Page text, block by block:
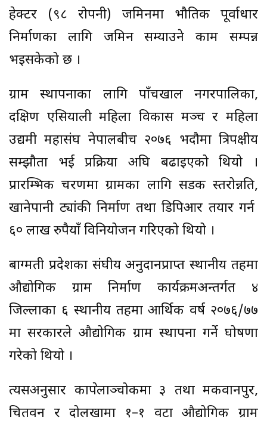
हेक्टर (९८ रोपनी) जमिनमा भौतिक पूर्वाधार
निर्माणका लागि जमिन सम्याउने काम सम्पन्न
भइसकेको छ ।
ग्राम स्थापनाका लागि पाँचखाल नगरपालिका,
दक्षिण एसियाली महिला विकास मञ्च र महिला
उद्यमी महासंघ नेपालबीच २०७६ भदौमा त्रिपक्षीय
सम्झौता भई प्रक्रिया अघि बढाइएको थियो ।
प्रारम्भिक चरणमा ग्रामका लागि सडक स्तरोन्नति,
खानेपानी ट्यांकी निर्माण तथा डिपिआर तयार गर्न
६० लाख रुपैयाँ विनियोजन गरिएको थियो ।
बाग्मती प्रदेशका संघीय अनुदानप्राप्त स्थानीय तहमा
औद्योगिक ग्राम निर्माण कार्यक्रमअन्तर्गत ४
जिल्लाका ६ स्थानीय तहमा आर्थिक वर्ष २०७६/७७
मा सरकारले औद्योगिक ग्राम स्थापना गर्ने घोषणा
गरेको थियो ।
त्यसअनुसार काभ्रेपलाञ्चोकमा ३ तथा मकवानपुर,
चितवन र दोलखामा १–१ वटा औद्योगिक ग्राम